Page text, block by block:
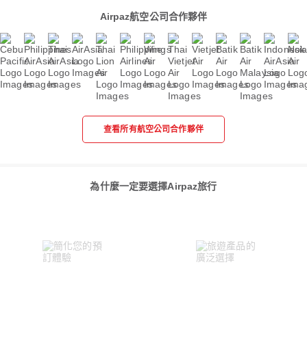
Airpaz航空公司合作夥伴
查看所有航空公司合作夥伴
為什麼一定要選擇Airpaz旅行